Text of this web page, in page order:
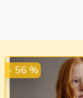
- 56 %